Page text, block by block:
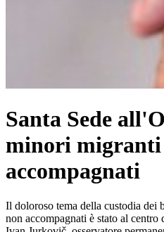
Santa Sede
minori migranti
accompagnati
Il doloroso tema della custodia dei
non accompagnati è stato al